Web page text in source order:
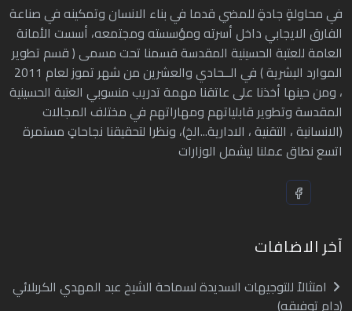
في محاولةٍ جادةٍ للمضي قدما في بناء الانسان وتمكينه في صناعة
الفارق الايجابي داخل أسرته ومؤسسته ومجتمعه، أسست الأمانة
العامة للعتبة الحسينية المقدسة قسمنا تحت مسمى ( قسم تطوير
الموارد البشرية ) في الــحادي والعشرين من شهر تموز لعام 2011
، ومن حينها أخذنا على عاتقنا مهمة تدريب منسوبي العتبة الحسينية
المقدسة وتطوير قابلياتهم ومهاراتهم في مختلف المجالات
(الانسانية ، التقنية ، الادارية...الخ)، ونظرا لتحقيقنا نجاحاتٍ مستمرة
اتسع نطاق عملنا ليشمل الوزارات
آخر الاضافات
امتثالاً للتوجيهات السديدة لسماحة الشيخ عبد المهدي الكربلائي
(دام توفيقه)